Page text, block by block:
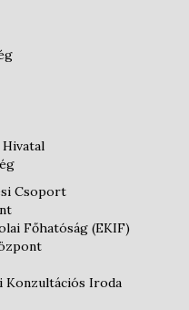
Csoport
Főhatóság (EKIF)
Konzultációs Iroda